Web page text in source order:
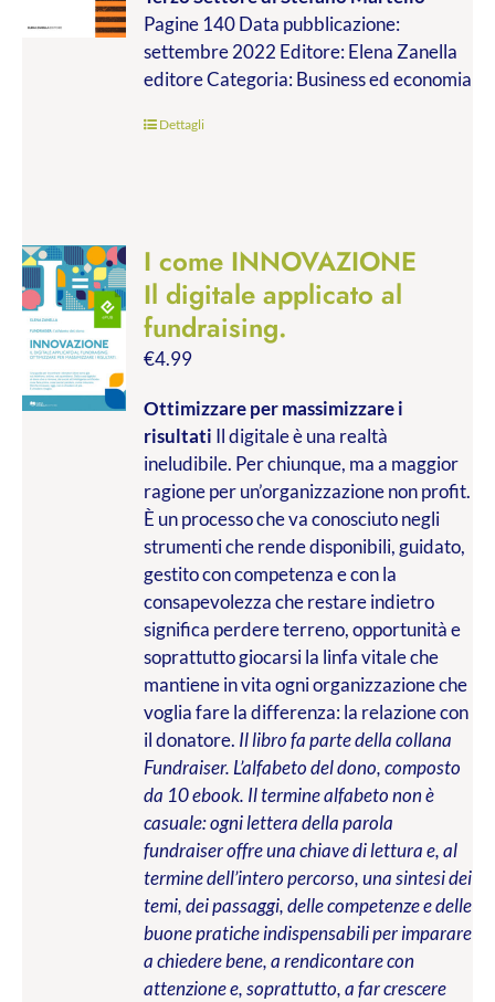
€9.99
a
€19.00
Pagine 140 Data pubblicazione:
settembre 2022 Editore: Elena Zanella
editore Categoria: Business ed economia
Dettagli
I come INNOVAZIONE
Il digitale applicato al
fundraising.
€4.99
Ottimizzare per massimizzare i
risultati Il digitale è una realtà
ineludibile. Per chiunque, ma a maggior
ragione per un’organizzazione non profit.
È un processo che va conosciuto negli
strumenti che rende disponibili, guidato,
gestito con competenza e con la
consapevolezza che restare indietro
significa perdere terreno, opportunità e
soprattutto giocarsi la linfa vitale che
mantiene in vita ogni organizzazione che
voglia fare la differenza: la relazione con
il donatore. Il libro fa parte della collana
Fundraiser. L’alfabeto del dono, composto
da 10 ebook. Il termine alfabeto non è
casuale: ogni lettera della parola
fundraiser offre una chiave di lettura e, al
termine dell’intero percorso, una sintesi dei
temi, dei passaggi, delle competenze e delle
buone pratiche indispensabili per imparare
a chiedere bene, a rendicontare con
attenzione e, soprattutto, a far crescere